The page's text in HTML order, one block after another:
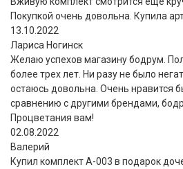
Покупкой очень довольна. Купила
13.10.2022
Лариса Ногинск
Желаю успехов магазину бодрум.
более трех лет. Ни разу не было
остаюсь довольна. Очень нравится
сравнению с другими брендами,
Процветания вам!
02.08.2022
Валерий
Купил комплект A-003 в подарок